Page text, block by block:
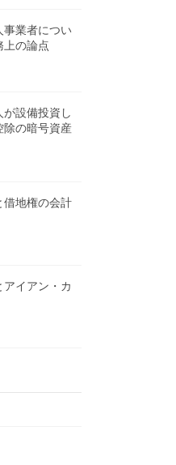
事業者につい
上の論点
設備投資し
除の暗号資産
借地権の会計
アイアン・カ